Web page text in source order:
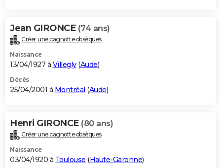
Jean GIRONCE (74 ans)
Créer une cagnotte obsèques
Naissance
13/04/1927 à Villegly(Aude)
Décès
25/04/2001 à Montréal (Aude)
Henri GIRONCE (80 ans)
Créer une cagnotte obsèques
Naissance
03/04/1920 à Toulouse (Haute-Garonne)